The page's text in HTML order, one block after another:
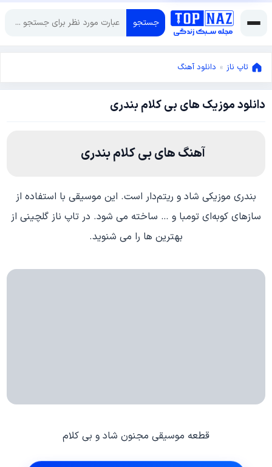
جستجو
تاپ ناز » دانلود آهنگ
دانلود موزیک های بی کلام بندری
آگوست
آهنگ های بی کلام بندری
بندری موزیکی شاد و ریتم‌دار است. این موسیقی با استفاده از
سازهای کوبه‌ای تومبا و … ساخته می شود. در تاپ ناز گلچینی از
بهترین ها را می شنوید.
قطعه موسیقی مجنون شاد و بی کلام